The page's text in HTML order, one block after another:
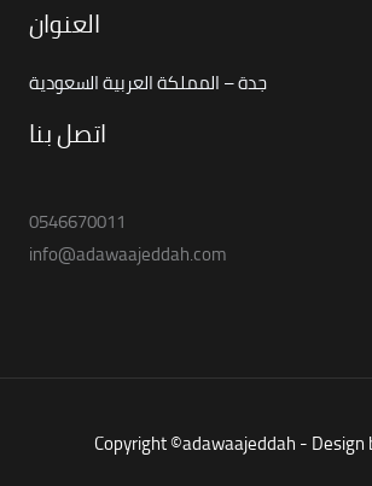
العنوان
جدة – المملكة العربية السعودية
اتصل بنا
Copyright ©adawaajeddah - Design